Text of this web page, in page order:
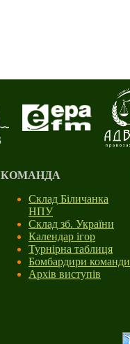
КОМАНДА
Склад Біличанка
НПУ
Склад зб. України
Календар ігор
Турнірна таблиця
Бомбардири команди
Архів виступів